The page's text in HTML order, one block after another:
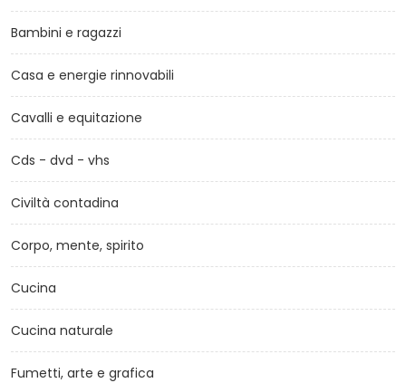
Bambini e ragazzi
Casa e energie rinnovabili
Cavalli e equitazione
Cds - dvd - vhs
Civiltà contadina
Corpo, mente, spirito
Cucina
Cucina naturale
Fumetti, arte e grafica